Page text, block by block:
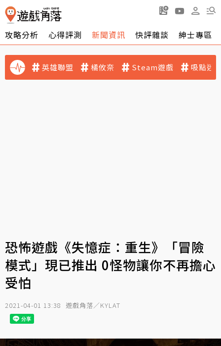
攻略分析 心得評測 新聞資訊 快評雜談 紳士專區
英雄聯盟 橘攸奈 Steam遊戲 吸點迷
恐怖遊戲《失憶症：重生》「冒險
模式」現已推出 0怪物讓你不再擔心
受怕
2021-04-01 13:38 遊戲角落／KYLAT